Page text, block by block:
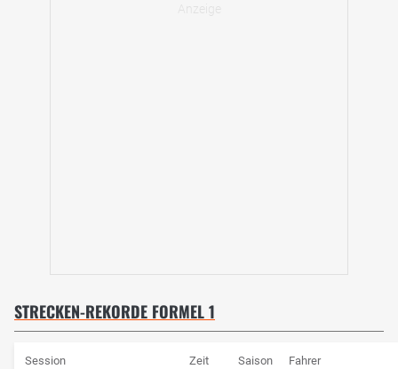
STRECKEN-REKORDE FORMEL 1
Session Zeit Saison Fahrer